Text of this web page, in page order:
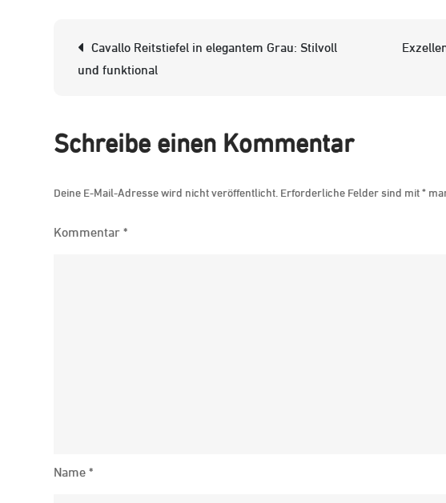
Beitrags-
Navigation
Cavallo Reitstiefel in elegantem Grau: Stilvoll
und funktional
Schreibe einen Kommentar
Deine E-Mail-Adresse wird nicht veröffentlicht. Erforderliche Felder sind mit*
Kommentar*
Name*